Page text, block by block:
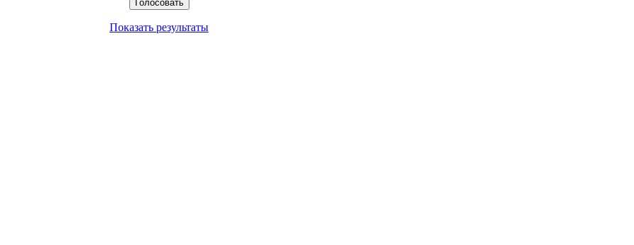
Показать результаты